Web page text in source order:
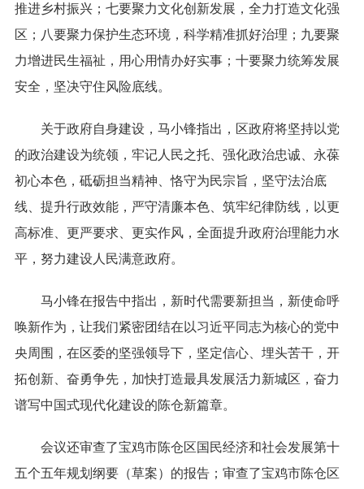
推进乡村振兴；七要聚力文化创新发展，全力打造文化强
区；八要聚力保护生态环境，科学精准抓好治理；九要聚
力增进民生福祉，用心用情办好实事；十要聚力统筹发展
安全，坚决守住风险底线。
关于政府自身建设，马小锋指出，区政府将坚持以党
的政治建设为统领，牢记人民之托、强化政治忠诚、永葆
初心本色，砥砺担当精神、恪守为民宗旨，坚守法治底
线、提升行政效能，严守清廉本色、筑牢纪律防线，以更
高标准、更严要求、更实作风，全面提升政府治理能力水
平，努力建设人民满意政府。
马小锋在报告中指出，新时代需要新担当，新使命呼
唤新作为，让我们紧密团结在以习近平同志为核心的党中
央周围，在区委的坚强领导下，坚定信心、埋头苦干，开
拓创新、奋勇争先，加快打造最具发展活力新城区，奋力
谱写中国式现代化建设的陈仓新篇章。
会议还审查了宝鸡市陈仓区国民经济和社会发展第十
五个五年规划纲要（草案）的报告；审查了宝鸡市陈仓区